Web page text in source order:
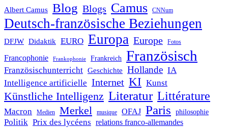
Albert Camus Blog Blogs Camus CNNum
Deutsch-französische Beziehungen
DFJW Didaktik EURO Europa Europe Fotos
Francophonie Frankophonie Frankreich Französisch
Französischunterricht Geschichte Hollande IA
Intelligence artificielle Internet KI Kunst
Künstliche Intelligenz Literatur Littérature
Macron Medien Merkel musique OFAJ Paris philosophie
Politik Prix des lycéens relations franco-allemandes